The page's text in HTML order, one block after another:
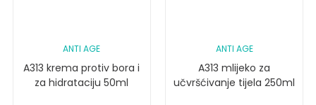
ANTI AGE
A313 krema protiv bora i
za hidrataciju 50ml
ANTI AGE
A313 mlijeko za
učvršćivanje tijela 250ml